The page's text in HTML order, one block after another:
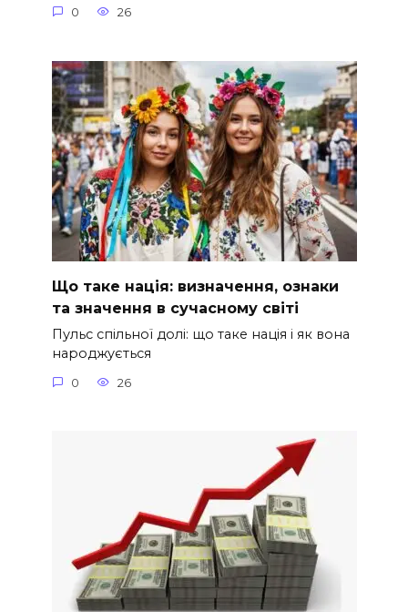
0 26
Що таке нація: визначення, ознаки
та значення в сучасному світі
Пульс спільної долі: що таке нація і як вона
народжується
0 26